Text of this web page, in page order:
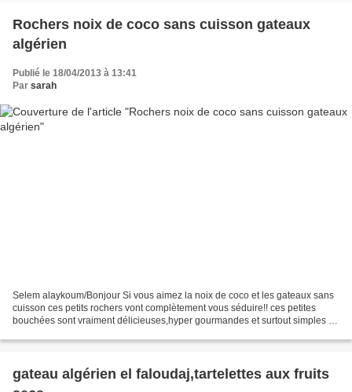
Rochers noix de coco sans cuisson gateaux
algérien
Publié le 18/04/2013 à 13:41
Par sarah
Selem alaykoum/Bonjour Si vous aimez la noix de coco et les gateaux sans
cuisson ces petits rochers vont complètement vous séduire!! ces petites
bouchées sont vraiment délicieuses,hyper gourmandes et surtout simples et
gateau algérien el faloudaj,tartelettes aux fruits